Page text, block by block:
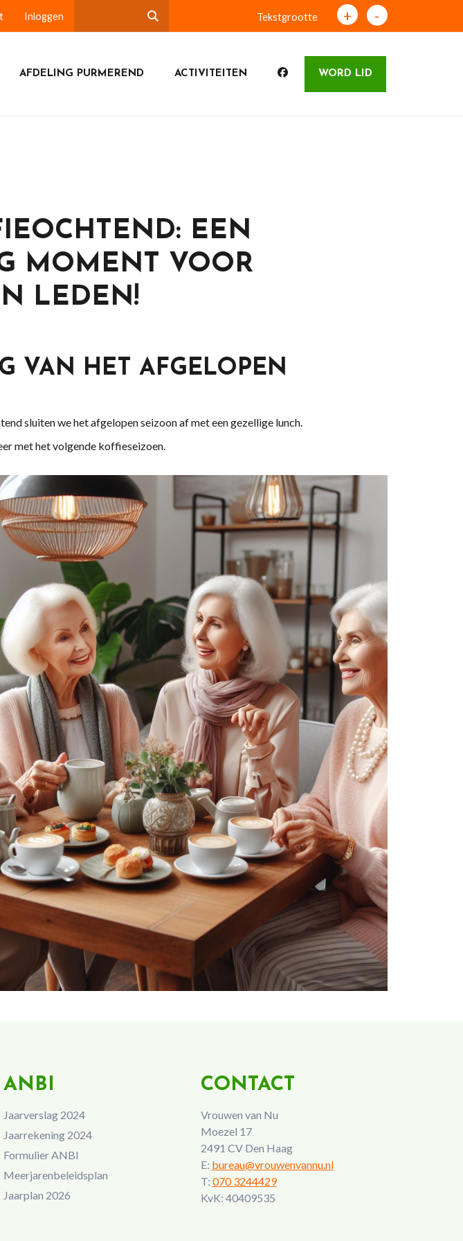
Inloggen Tekstgrootte + -
AFDELING PURMEREND ACTIVITEITEN WORD LID
EEN
MOMENT VOOR
LEDEN!
VAN HET AFGELOPEN
sluiten we het afgelopen seizoon af met een gezellige lunch.
met het volgende koffieseizoen.
ANBI
Jaarverslag 2024
Jaarrekening 2024
Formulier ANBI
Meerjarenbeleidsplan
Jaarplan 2026
CONTACT
Vrouwen van Nu
Moezel 17
2491 CV Den Haag
E: bureau@vrouwenvannu.nl
T: 070 3244429
KvK: 40409535